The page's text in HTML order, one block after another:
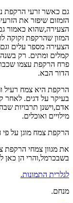
גם כאשר זרעי הרקפת
הזמזום שיפזר את
הצעירה,שהוא כאמור
המזון שהרקפת זקוקה
הצעירה מספר עלים
קמלים ומתים. רק
פרח הרקפת עצמו
הדור הבא.
הרקפת היא צמח רעיל
בעיקר על דגים. לאחר
אדם,וישנן תרבויות
מילויים ואוכלים.
הרקפת צמח מוגן על
את מגוון צמחי הרקפת
בשבכרמל,והרי הן כאן
לגלרית התמונות.
מנחם.